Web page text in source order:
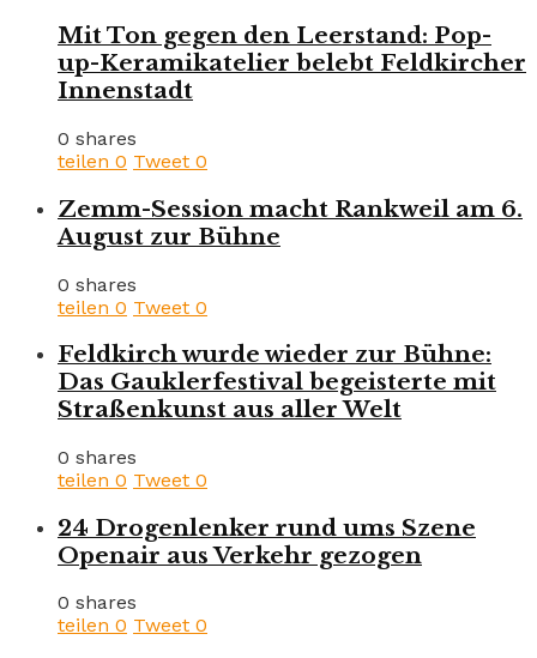
Mit Ton gegen den Leerstand: Pop-
up-Keramikatelier belebt Feldkircher
Innenstadt
0 shares
teilen 0 Tweet 0
Zemm-Session macht Rankweil am 6.
August zur Bühne
0 shares
teilen 0 Tweet 0
Feldkirch wurde wieder zur Bühne:
Das Gauklerfestival begeisterte mit
Straßenkunst aus aller Welt
0 shares
teilen 0 Tweet 0
24 Drogenlenker rund ums Szene
Openair aus Verkehr gezogen
0 shares
teilen 0 Tweet 0